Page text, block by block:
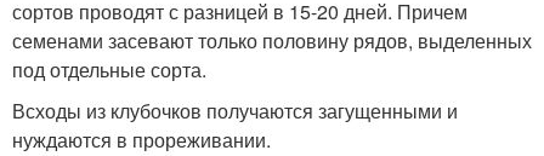
сортов проводят с разницей в 15-20 дней. Причем
семенами засевают только половину рядов, выделенных
под отдельные сорта.
Всходы из клубочков получаются загущенными и
нуждаются в прореживании.